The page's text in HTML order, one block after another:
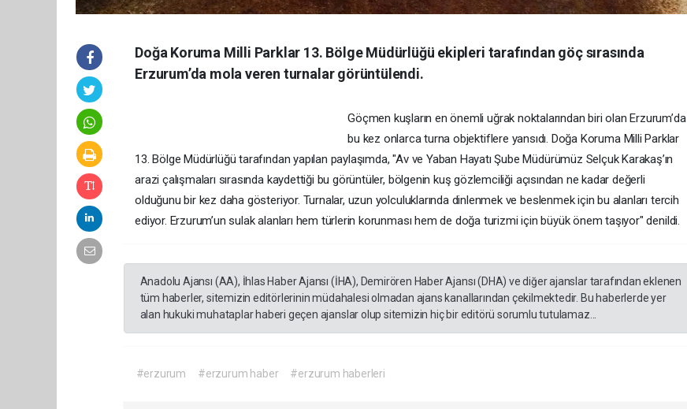
Doğa Koruma Milli Parklar 13. Bölge Müdürlüğü ekipleri tarafından göç sırasında
Erzurum’da mola veren turnalar görüntülendi.
Göçmen kuşların en önemli uğrak noktalarından biri olan Erzurum’da
bu kez onlarca turna objektiflere yansıdı. Doğa Koruma Milli Parklar
13. Bölge Müdürlüğü tarafından yapılan paylaşımda, "Av ve Yaban Hayatı Şube Müdürümüz Selçuk Karakaş’ın
arazi çalışmaları sırasında kaydettiği bu görüntüler, bölgenin kuş gözlemciliği açısından ne kadar değerli
olduğunu bir kez daha gösteriyor. Turnalar, uzun yolculuklarında dinlenmek ve beslenmek için bu alanları tercih
ediyor. Erzurum’un sulak alanları hem türlerin korunması hem de doğa turizmi için büyük önem taşıyor" denildi.
Anadolu Ajansı (AA), İhlas Haber Ajansı (İHA), Demirören Haber Ajansı (DHA) ve diğer ajanslar tarafından eklenen
tüm haberler, sitemizin editörlerinin müdahalesi olmadan ajans kanallarından çekilmektedir. Bu haberlerde yer
alan hukuki muhataplar haberi geçen ajanslar olup sitemizin hiç bir editörü sorumlu tutulamaz...
#erzurum #erzurum haber #erzurum haberleri